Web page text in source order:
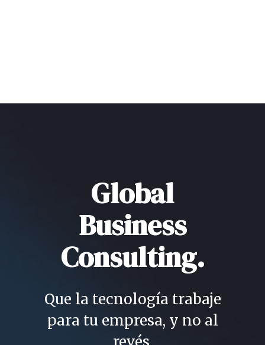
Global
Business
Consulting.
Que la tecnología trabaje
para tu empresa, y no al